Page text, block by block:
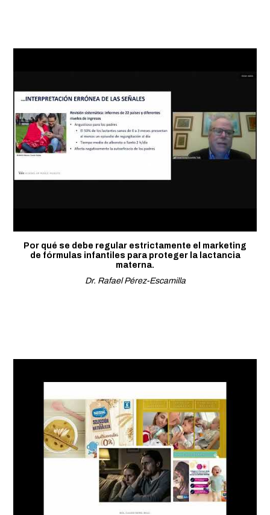
Por qué se debe regular estrictamente el marketing
de fórmulas infantiles para proteger la lactancia
materna.
Dr. Rafael Pérez-Escamilla